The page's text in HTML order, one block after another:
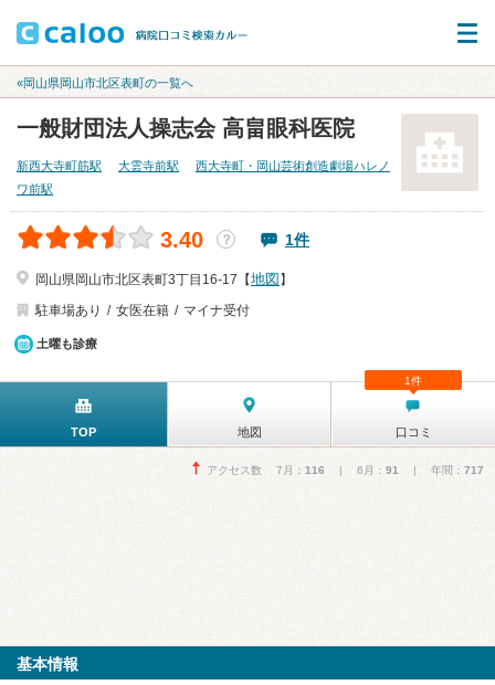
«岡山県岡山市北区表町の一覧へ
一般財団法人操志会 高畠眼科医院
新西大寺町筋駅 大雲寺前駅
西大寺町・岡山芸術創造劇場ハレノ
ワ前駅
3.40 ？ 1件
岡山県岡山市北区表町3丁目16-17【地図 】
駐車場あり
女医在籍 マイナ受付
土曜も診療
TOP 地図 口コミ
1件
アクセス数 7月： 116 | 6月： 91 | 年間： 717
基本情報